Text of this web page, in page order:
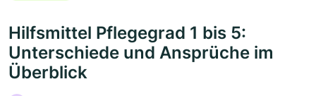
Hilfsmittel Pflegegrad 1 bis 5:
Unterschiede und Ansprüche im
Überblick